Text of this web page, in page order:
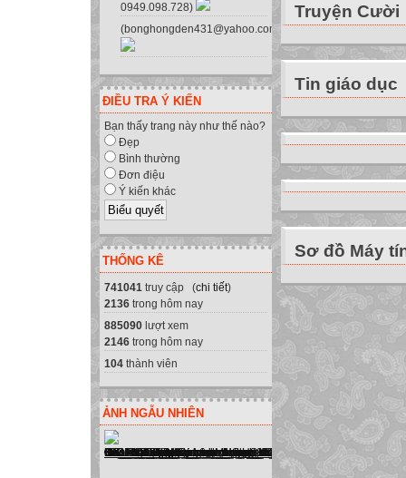
0949.098.728)
(bonghongden431@yahoo.com.vn)
ĐIỀU TRA Ý KIẾN
Bạn thấy trang này như thế nào?
Đẹp
Bình thường
Đơn điệu
Ý kiến khác
THỐNG KÊ
741041 truy cập (chi tiết)
2136 trong hôm nay
885090 lượt xem
2146 trong hôm nay
104 thành viên
ẢNH NGẪU NHIÊN
Dòng hướng
Vùng soạn thảo
MENU BAR
* Nhấn phím
* Sử dụng các
Di chuyển sang
Di chuyển sang
MENU BAR
* Nhấn ENTER
* Nhấn tổ hợp
* Nhấn tổ hợp
* Nhấn tổ hợp
* Nhấn tổ hợp
* Nhấn tổ hợp
* Nhấn tổ hợp
* Nhấn tổ hợp
* Nhấn tổ hợp
* Sử dụng các
Truyện Cười
Tin giáo dục
Sơ đồ Máy